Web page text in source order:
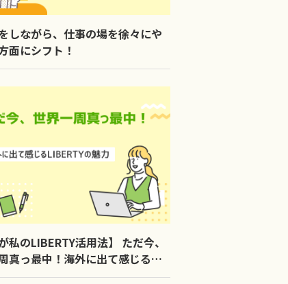
しながら、仕事の場を徐々にや
面にシフト！
私のLIBERTY活用法】 ただ今、
真っ最中！海外に出て感じる
の魅力